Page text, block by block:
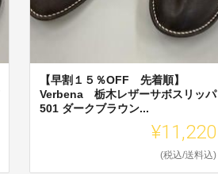
【早割１５％OFF 先着順】
Verbena 栃木レザーサボスリッパ
501 ダークブラウン...
¥11,220
(税込/送料込)